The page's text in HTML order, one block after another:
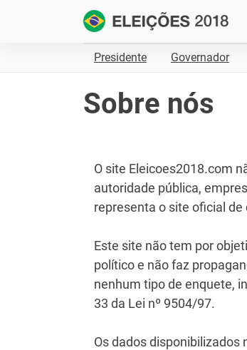
Presidente Governador
Sobre nós
O site Eleicoes2018.com
autoridade pública,
representa o site oficial de
Este site não tem por
político e não faz
nenhum tipo de enquete,
33 da Lei nº 9504/97.
Os dados disponibilizados